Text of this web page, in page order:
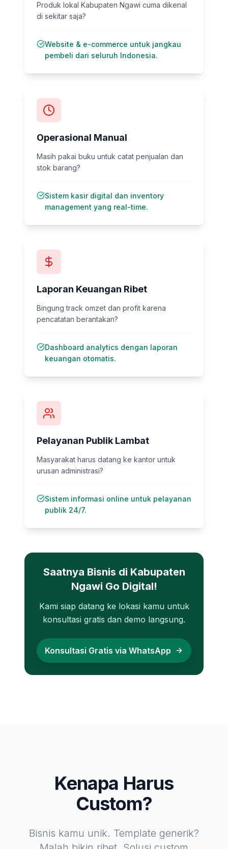
Produk lokal Kabupaten Ngawi cuma dikenal
di sekitar saja?
Website & e-commerce untuk jangkau
pembeli dari seluruh Indonesia.
Operasional Manual
Masih pakai buku untuk catat penjualan dan
stok barang?
Sistem kasir digital dan inventory
management yang real-time.
Laporan Keuangan Ribet
Bingung track omzet dan profit karena
pencatatan berantakan?
Dashboard analytics dengan laporan
keuangan otomatis.
Pelayanan Publik Lambat
Masyarakat harus datang ke kantor untuk
urusan administrasi?
Sistem informasi online untuk pelayanan
publik 24/7.
Saatnya Bisnis di Kabupaten
Ngawi Go Digital!
Kami siap datang ke lokasi kamu untuk
konsultasi gratis dan demo langsung.
Konsultasi Gratis via WhatsApp
Kenapa Harus
Custom?
Bisnis kamu unik. Template generik?